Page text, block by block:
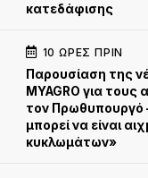
κατεδάφισης
10 ΏΡΕΣ ΠΡΙΝ
Παρουσίαση της
MYAGRO για τους
τον Πρωθυπουργό
μπορεί να είναι
κυκλωμάτων»